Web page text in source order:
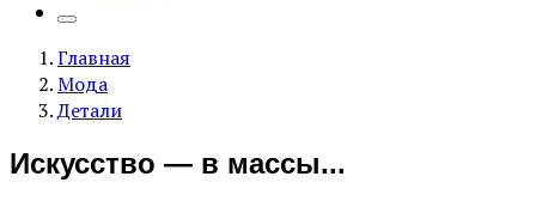
Главная
Мода
Детали
Искусство — в массы...